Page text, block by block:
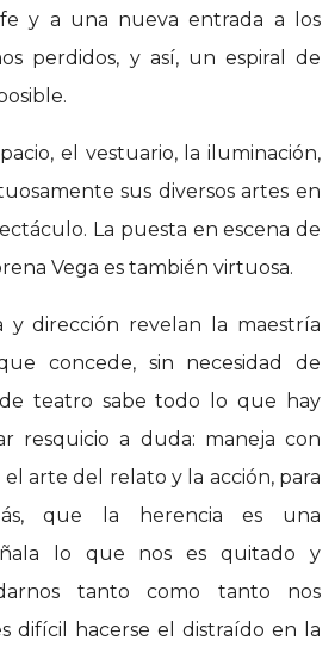
y a una nueva entrada a los
perdidos, y así, un espiral de
el vestuario, la iluminación,
sus diversos artes en
La puesta en escena de
Vega es también virtuosa.
y dirección revelan la maestría
concede, sin necesidad de
teatro sabe todo lo que hay
resquicio a duda: maneja con
arte del relato y la acción, para
que la herencia es una
lo que nos es quitado y
tanto como tanto nos
difícil hacerse el distraído en la